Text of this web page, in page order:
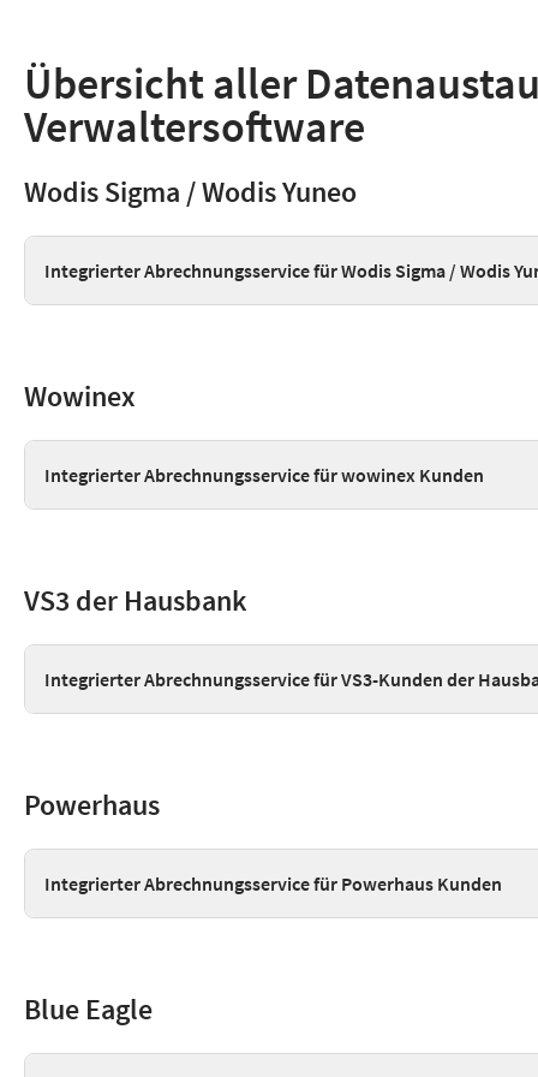
Übersicht aller
Verwaltersoftware
Wodis Sigma / Wodis Yuneo
Integrierter Abrechnungsservice für Wodis Sigma / Wodis
Wowinex
Integrierter Abrechnungsservice für wowinex Kunden
VS3 der Hausbank
Integrierter Abrechnungsservice für VS3-Kunden der
Powerhaus
Integrierter Abrechnungsservice für Powerhaus Kunden
Blue Eagle